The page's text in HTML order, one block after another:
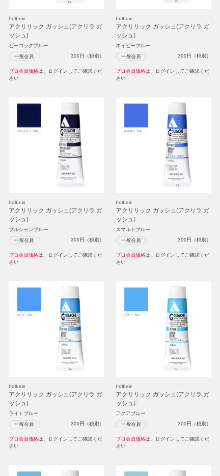
holbein
アクリリック ガッシュ(アクリラ ガ
ッシュ)
ピーコックブルー
一般会員 300円（税別）
プロ会員価格は、ログインしてご確認くだ
さい
holbein
アクリリック ガッシュ(アクリラ ガ
ッシュ)
ネイビーブルー
一般会員 300円（税別）
プロ会員価格は、ログインしてご確認くだ
さい
holbein
アクリリック ガッシュ(アクリラ ガ
ッシュ)
プルシャンブルー
一般会員 300円（税別）
プロ会員価格は、ログインしてご確認くだ
さい
holbein
アクリリック ガッシュ(アクリラ ガ
ッシュ)
スマルトブルー
一般会員 300円（税別）
プロ会員価格は、ログインしてご確認くだ
さい
holbein
アクリリック ガッシュ(アクリラ ガ
ッシュ)
ライトブルー
一般会員 300円（税別）
プロ会員価格は、ログインしてご確認くだ
さい
holbein
アクリリック ガッシュ(アクリラ ガ
ッシュ)
アクアブルー
一般会員 300円（税別）
プロ会員価格は、ログインしてご確認くだ
さい